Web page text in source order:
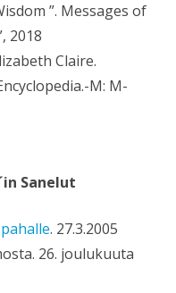
”. Messages of
2018
Claire.
M: M-
Sanelut
. 27.3.2005
26. joulukuuta